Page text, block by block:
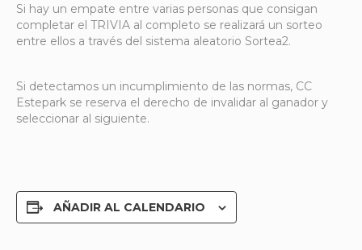
Si hay un empate entre varias personas que consigan
completar el TRIVIA al completo se realizará un sorteo
entre ellos a través del sistema aleatorio Sortea2.
Si detectamos un incumplimiento de las normas, CC
Estepark se reserva el derecho de invalidar al ganador y
seleccionar al siguiente.
AÑADIR AL CALENDARIO